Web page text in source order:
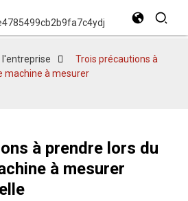
Trois précautions à
machine à mesurer
à prendre lors du
à mesurer